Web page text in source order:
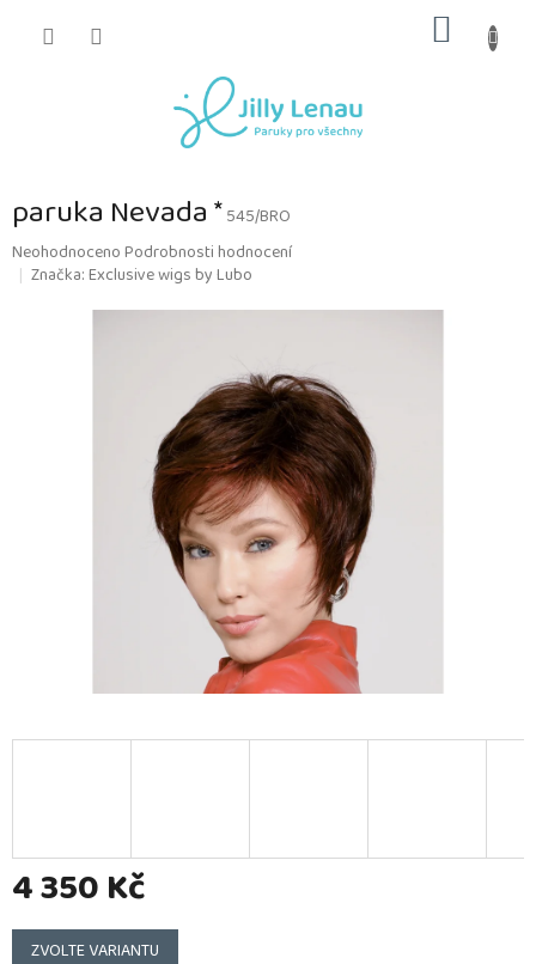
KOŠÍK
paruka Nevada *545/BRO
Průměrné
hodnocení
NeohodnocenoPodrobnosti hodnocení
Značka:Exclusive wigs by Lubo
4 350 Kč
Měrná
cena:
ZVOLTE VARIANTU